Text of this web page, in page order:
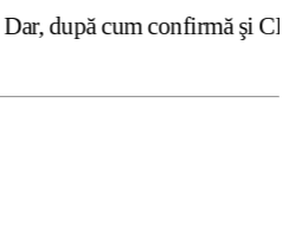
confirmă şi CEDO în